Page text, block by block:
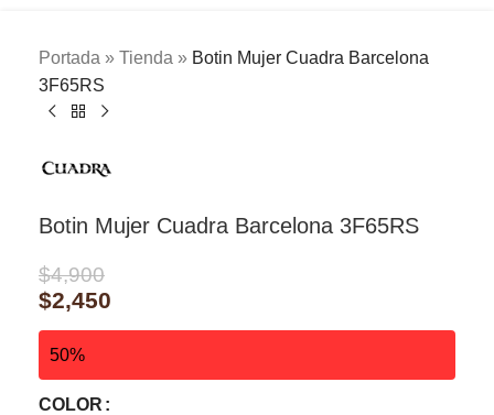
Portada » Tienda » Botin Mujer Cuadra Barcelona
3F65RS
Botin Mujer Cuadra Barcelona 3F65RS
$4,900
$2,450
50%
COLOR